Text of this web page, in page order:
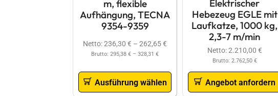
m, flexible
Aufhängung, TECNA
9354-9359
Netto:236,30 € – 262,65€
Brutto: 295,38 € – 328,31 €
Ausführung wählen
Elektrischer
Hebezeug EGLE mit
Laufkatze, 1000 kg,
2,3-7 m/min
Netto:2.210,00 €
Brutto: 2.762,50 €
Angebot anfordern